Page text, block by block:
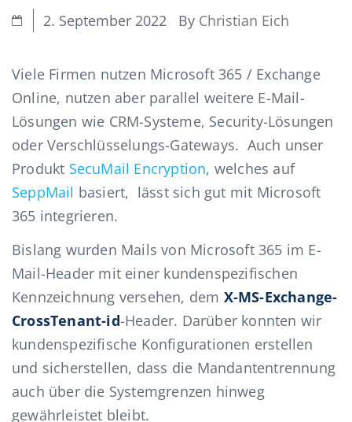
2. September 2022 By Christian Eich
Viele Firmen nutzen Microsoft 365 / Exchange
Online, nutzen aber parallel weitere E-Mail-
Lösungen wie CRM-Systeme, Security-Lösungen
oder Verschlüsselungs-Gateways. Auch unser
Produkt SecuMail Encryption, welches auf
SeppMail basiert, lässt sich gut mit Microsoft
365 integrieren.
Bislang wurden Mails von Microsoft 365 im E-
Mail-Header mit einer kundenspezifischen
Kennzeichnung versehen, dem X-MS-Exchange-
CrossTenant-id-Header. Darüber konnten wir
kundenspezifische Konfigurationen erstellen
und sicherstellen, dass die Mandantentrennung
auch über die Systemgrenzen hinweg
gewährleistet bleibt.